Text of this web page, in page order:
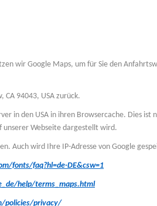
wir Google Maps, um für Sie den
94043, USA zurück.
in den USA in ihren Browsercache. Dies ist
unserer Webseite dargestellt wird.
Auch wird Ihre IP-Adresse von Google
fonts/faq?hl=de-DE&csw=1
help/terms_maps.html
policies/privacy/